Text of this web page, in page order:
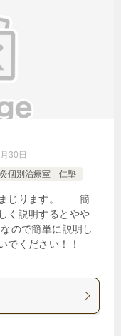
30日
個別治療室 仁塾
まじります。 簡
く説明するとやや
ので簡単に説明し
でください！！